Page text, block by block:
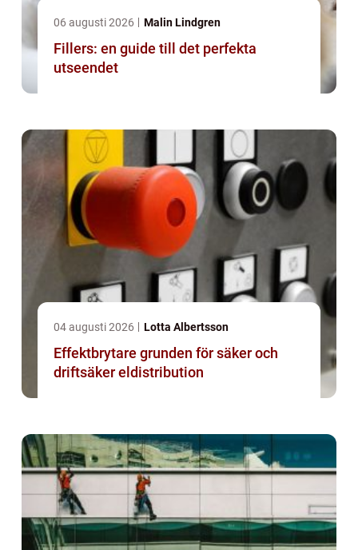
06 augusti 2026 Malin Lindgren
Fillers: en guide till det perfekta
utseendet
04 augusti 2026 Lotta Albertsson
Effektbrytare grunden för säker och
driftsäker eldistribution